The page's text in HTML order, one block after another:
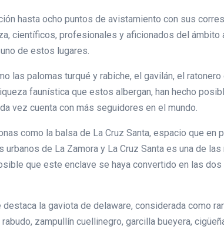
hasta ocho puntos de avistamiento con sus
científicos, profesionales y aficionados del ámbito
de estos lugares.
las palomas turqué y rabiche, el gavilán, el ratonero
faunística que estos albergan, han hecho
vez cuenta con más seguidores en el mundo.
como la balsa de La Cruz Santa, espacio que en
de La Zamora y La Cruz Santa es una de las
que este enclave se haya convertido en las dos
la gaviota de delaware, considerada como
zampullín cuellinegro, garcilla bueyera,